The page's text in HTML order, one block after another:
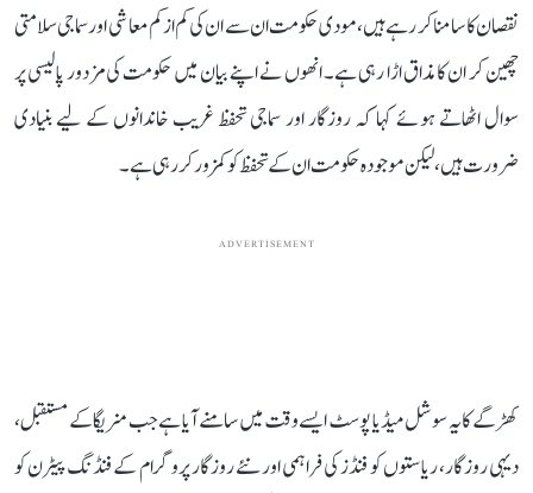
نقصان کا سامنا کر رہے ہیں، مودی حکومت ان سے ان کی کم از کم معاشی اور سماجی سلامتی
چھین کر ان کا مذاق اڑا رہی ہے۔ انھوں نے اپنے بیان میں حکومت کی مزدور پالیسی پر
سوال اٹھاتے ہوئے کہا کہ روزگار اور سماجی تحفظ غریب خاندانوں کے لیے بنیادی
ضرورت ہیں، لیکن موجودہ حکومت ان کے تحفظ کو کمزور کر رہی ہے۔
ADVERTISEMENT
کھڑگے کا یہ سوشل میڈیا پوسٹ ایسے وقت میں سامنے آیا ہے جب منریگا کے مستقبل،
دیہی روزگار، ریاستوں کو فنڈز کی فراہمی اور نئے روزگار پروگرام کے فنڈنگ پیٹرن کو